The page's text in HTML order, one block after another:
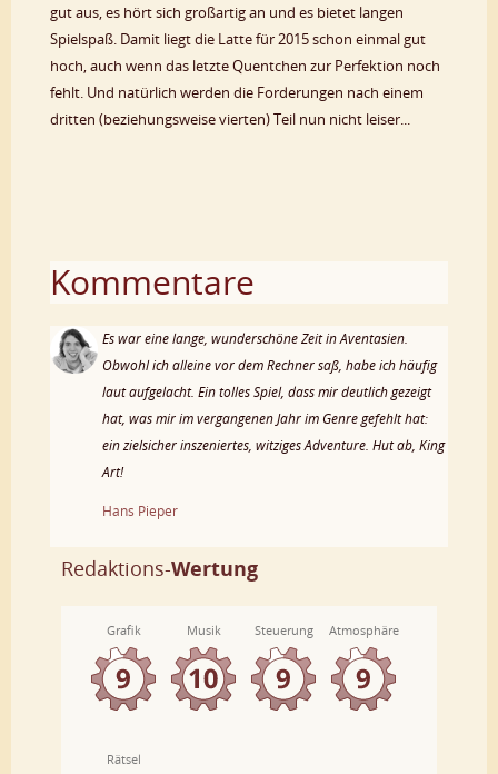
gut aus, es hört sich großartig an und es bietet langen
Spielspaß. Damit liegt die Latte für 2015 schon einmal gut
hoch, auch wenn das letzte Quentchen zur Perfektion noch
fehlt. Und natürlich werden die Forderungen nach einem
dritten (beziehungsweise vierten) Teil nun nicht leiser...
Kommentare
Es war eine lange, wunderschöne Zeit in Aventasien.
Obwohl ich alleine vor dem Rechner saß, habe ich häufig
laut aufgelacht. Ein tolles Spiel, dass mir deutlich gezeigt
hat, was mir im vergangenen Jahr im Genre gefehlt hat:
ein zielsicher inszeniertes, witziges Adventure. Hut ab, King
Art!
Hans Pieper
Redaktions-Wertung
Grafik Musik Steuerung Atmosphäre
Rätsel